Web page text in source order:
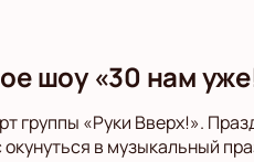
шоу «30 нам
группы «Руки Вверх!».
в музыкальный